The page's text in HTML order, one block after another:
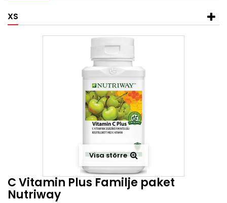
XS
Visa större
C Vitamin Plus Familje paket
Nutriway